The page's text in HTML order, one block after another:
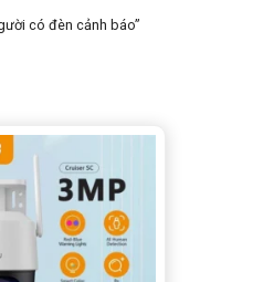
có đèn cảnh báo”
sản phẩm
phân loại
THOẠI - LINH KIỆN